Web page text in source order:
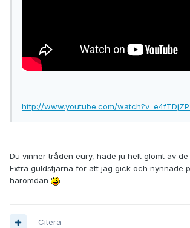
http://www.youtube.com/
Du vinner tråden eury, hade ju helt glömt av
Extra guldstjärna för att jag gick och nynnade
häromdan
Citera